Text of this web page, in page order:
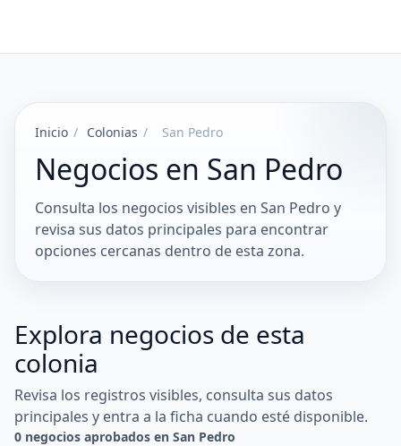
Inicio / Colonias / San Pedro
Negocios en San Pedro
Consulta los negocios visibles en San Pedro y
revisa sus datos principales para encontrar
opciones cercanas dentro de esta zona.
Explora negocios de esta
colonia
Revisa los registros visibles, consulta sus datos
principales y entra a la ficha cuando esté disponible.
0 negocios aprobados en San Pedro